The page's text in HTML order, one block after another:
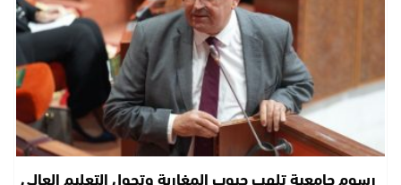
رسوم جامعية تلهب جيوب المغاربة وتحول التعليم العالي